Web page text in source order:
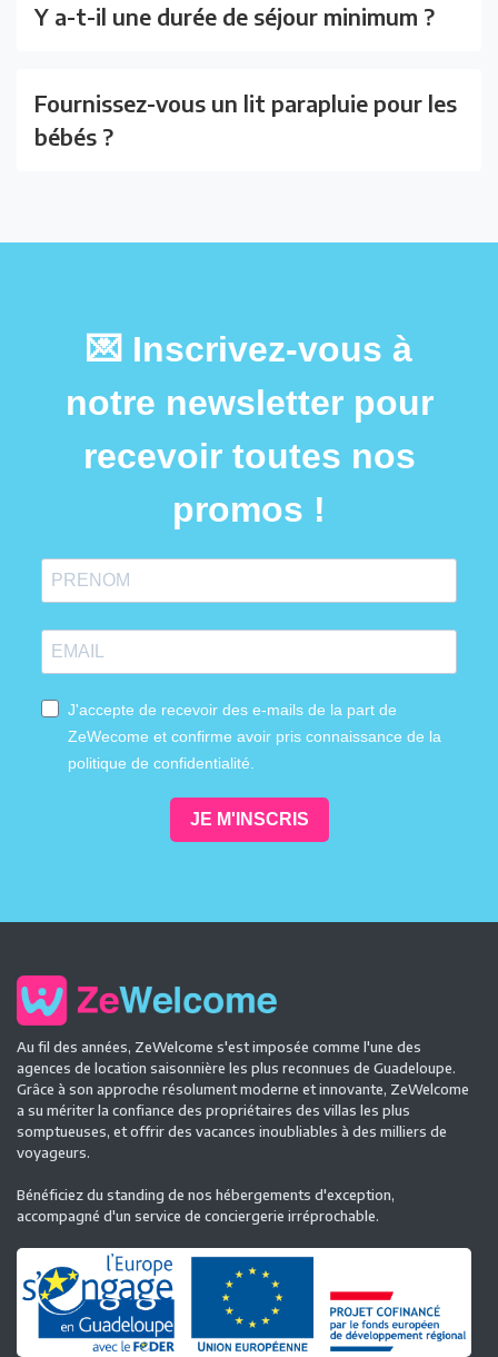
Y a-t-il une durée de séjour minimum ?
Fournissez-vous un lit parapluie pour les
bébés ?
💌 Inscrivez-vous à
notre newsletter pour
recevoir toutes nos
promos !
J'accepte de recevoir des e-mails de la part de
ZeWecome et confirme avoir pris connaissance de la
politique de confidentialité.
JE M'INSCRIS
Au fil des années, ZeWelcome s'est imposée comme l'une des
agences de location saisonnière les plus reconnues de Guadeloupe.
Grâce à son approche résolument moderne et innovante, ZeWelcome
a su mériter la confiance des propriétaires des villas les plus
somptueuses, et offrir des vacances inoubliables à des milliers de
voyageurs.
Bénéficiez du standing de nos hébergements d'exception,
accompagné d'un service de conciergerie irréprochable.